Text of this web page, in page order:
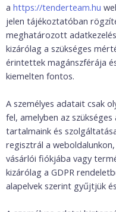
a https://tenderteam.hu
jelen tájékoztatóban
meghatározott
kizárólag a szükséges
érintettek magánszférája
kiemelten fontos.
A személyes adatait csak
fel, amelyben az
tartalmaink és
regisztrál a
vásárlói fiókjába vagy
kizárólag a GDPR
alapelvek szerint gyűjtjük